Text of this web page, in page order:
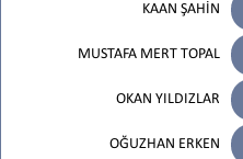
KAAN ŞAHİN
MUSTAFA MERT TOPAL
OKAN YILDIZLAR
OĞUZHAN ERKEN